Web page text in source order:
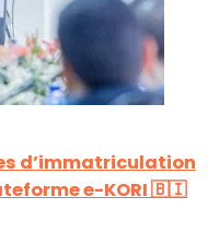
d’immatriculation
e-KORI 🇧🇮